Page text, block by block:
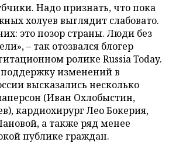
Надо признать, что пока
холуев выглядит слабовато.
это позор страны. Люди без
– так отозвался блогер
ролике Russia Today.
изменений в
высказались несколько
(Иван Охлобыстин,
кардиохирург Лео Бокерия,
а также ряд менее
публике граждан.